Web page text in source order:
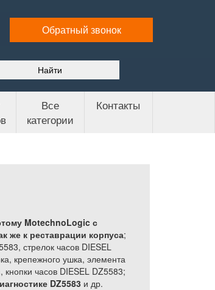
Обратный звонок
Все
категории
Контакты
MotechnoLogic с
же к реставрации корпуса;
стрелок часов DIESEL
крепежного ушка, элемента
кнопки часов DIESEL DZ5583;
DZ5583 и др.